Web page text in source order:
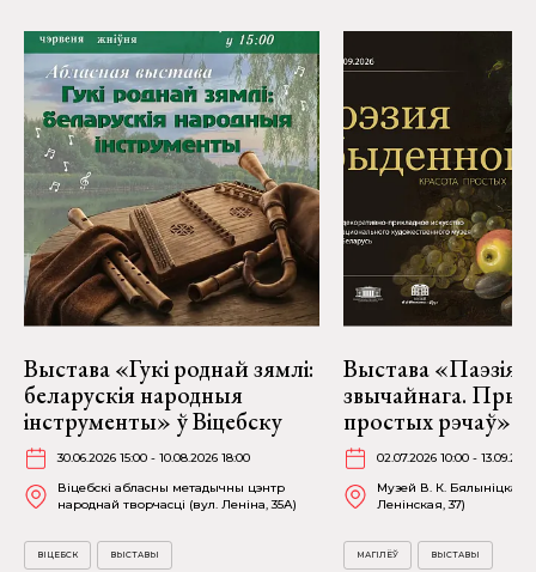
Выстава «Гукі роднай зямлі:
беларускія народныя
інструменты» ў Віцебску
30.06.2026 15:00 - 10.08.2026 18:00
Віцебскі абласны метадычны цэнтр
народнай творчасці (вул. Леніна, 35А)
ВІЦЕБСК ВЫСТАВЫ
Выстава «Паэзія
звычайнага.
простых рэчаў» у
02.07.2026 10:00 -
Музей В. К. Бялыніцкага-
Ленінская, 37)
МАГІЛЁЎ ВЫСТАВЫ